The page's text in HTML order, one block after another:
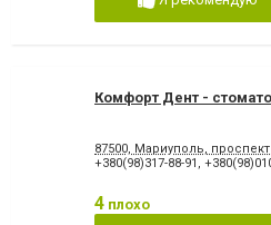
Комфорт Дент -
87500, Мариуполь,
+380(98)317-88-91
4 плохо